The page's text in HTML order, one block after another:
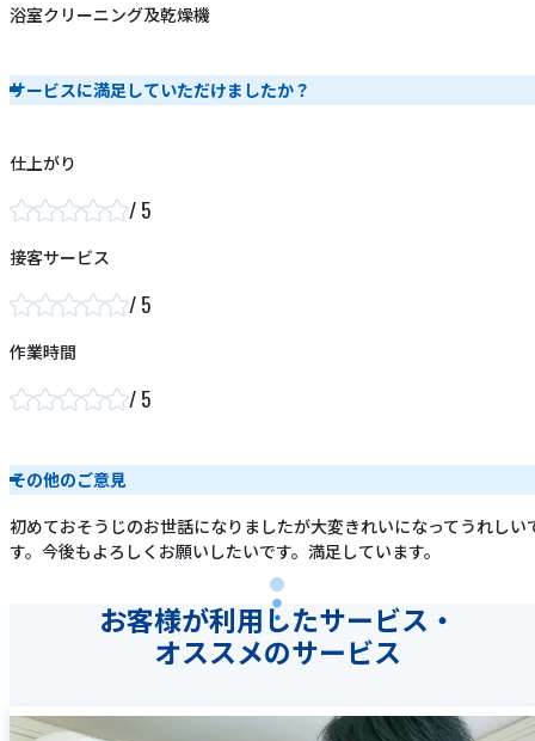
浴室クリーニング及乾燥機
サービスに満足していただけましたか？
仕上がり
接客サービス
作業時間
その他のご意見
初めておそうじのお世話になりましたが大変きれいになってうれしい
す。今後もよろしくお願いしたいです。満足しています。
お客様が利用したサービス・
オススメのサービス